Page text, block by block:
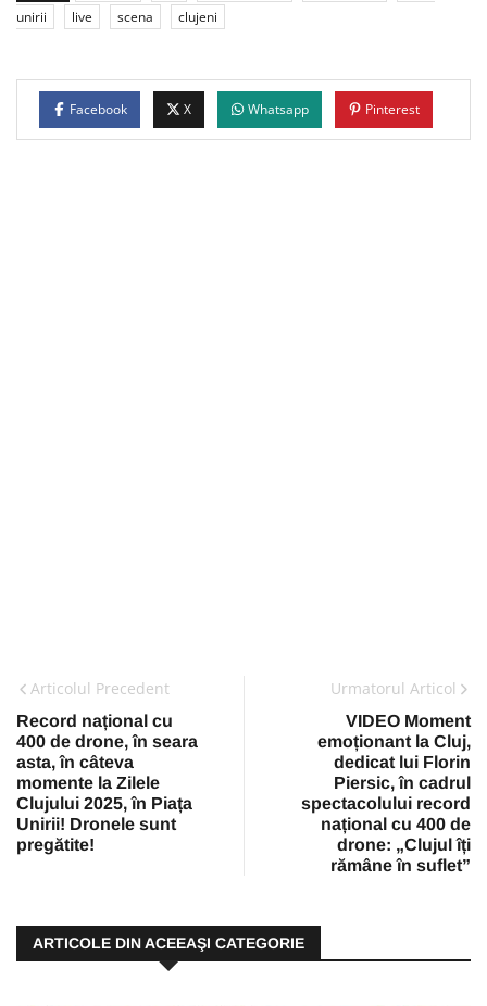
unirii
live scena clujeni
Facebook X Whatsapp Pinterest
Articolul Precedent
Record național cu
400 de drone, în seara
asta, în câteva
momente la Zilele
Clujului 2025, în Piața
Unirii! Dronele sunt
pregătite!
Urmatorul Articol
VIDEO Moment
emoționant la Cluj,
dedicat lui Florin
Piersic, în cadrul
spectacolului record
național cu 400 de
drone: „Clujul îți
rămâne în suflet”
ARTICOLE DIN ACEEAŞI CATEGORIE